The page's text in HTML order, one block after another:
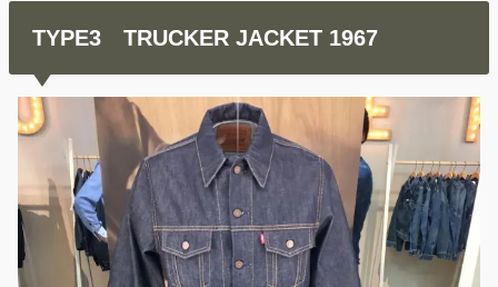
TYPE3 TRUCKER JACKET 1967